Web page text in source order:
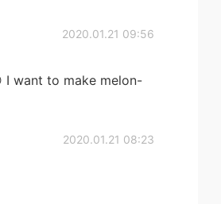
2020.01.21 09:56
I want to make melon-
2020.01.21 08:23